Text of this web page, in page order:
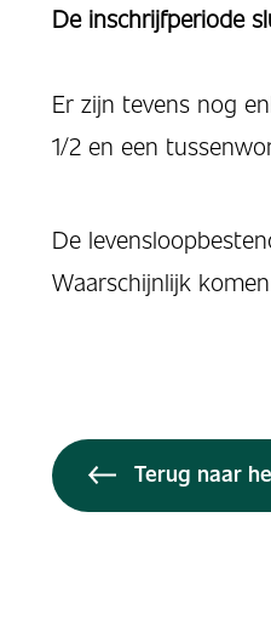
De inschrijfperiode
Er zijn tevens nog
1/2 en een
De
Waarschijnlijk
Terug naar